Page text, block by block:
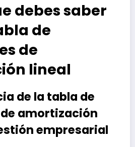
debes saber
de
de
lineal
de la tabla de
amortización
empresarial